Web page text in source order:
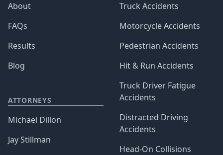
About
FAQs
Results
Blog
ATTORNEYS
Michael Dillon
Jay Stillman
Truck Accidents
Motorcycle Accidents
Pedestrian Accidents
Hit & Run Accidents
Truck Driver Fatigue
Accidents
Distracted Driving
Accidents
Head-On Collisions